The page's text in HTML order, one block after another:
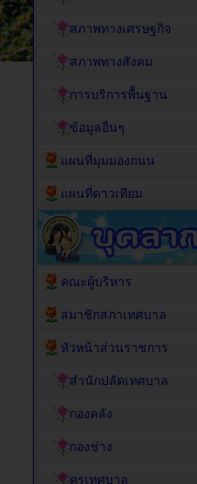
สภาพทางเศรษฐกิจ
สภาพทางสังคม
การบริการพื้นฐาน
ข้อมูลอื่นๆ
แผนที่มุมมองถนน
แผนที่ดาวเทียม
คณะผู้บริหาร
สมาชิกสภาเทศบาล
หัวหน้าส่วนราชการ
สำนักปลัดเทศบาล
กองคลัง
กองช่าง
ครูเทศบาล